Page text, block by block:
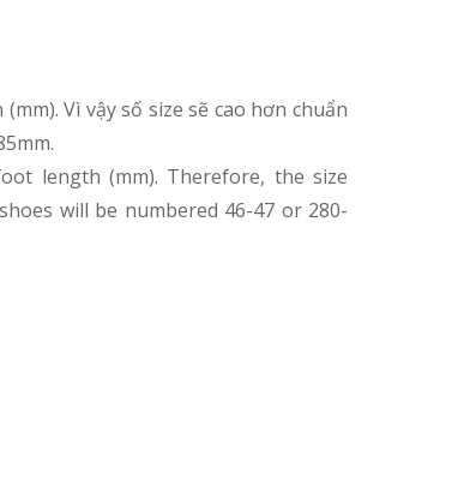
Vì vậy số size sẽ cao hơn chuẩn
length (mm). Therefore, the size
will be numbered 46-47 or 280-